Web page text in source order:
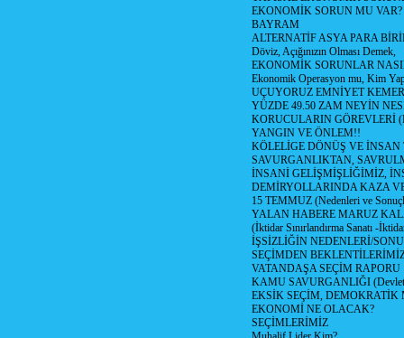
EKONOMİK SORUN MU VAR?
BAYRAM
ALTERNATİF ASYA PARA
Döviz, Açığınızın Olması Demek,
EKONOMİK SORUNLAR
Ekonomik Operasyon mu, Kim
UÇUYORUZ EMNİYET
YÜZDE 49.50 ZAM NEYİN
KORUCULARIN GÖREVLERİ
YANGIN VE ÖNLEM!!
KÖLELİGE DÖNÜŞ VE İNSAN
SAVURGANLIKTAN,
İNSANİ GELİŞMİŞLİĞİMİZ,
DEMİRYOLLARINDA KAZA
15 TEMMUZ (Nedenleri ve
YALAN HABERE MARUZ
(İktidar Sınırlandırma Sanatı -
İŞSİZLİĞİN NEDENLERİ/
SEÇİMDEN
VATANDAŞA SEÇİM RAPORU
KAMU SAVURGANLIĞI (Devlet
EKSİK SEÇİM, DEMOKRATİK
EKONOMİ NE OLACAK?
SEÇİMLERİMİZ